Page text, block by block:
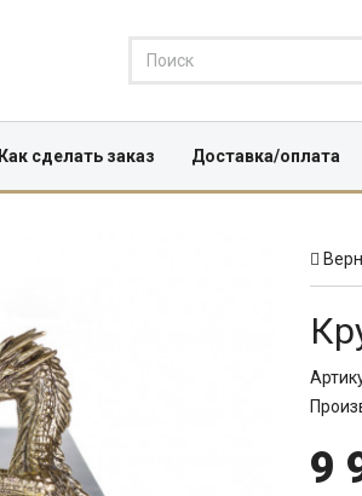
Как сделать заказ Доставка/оплата
9